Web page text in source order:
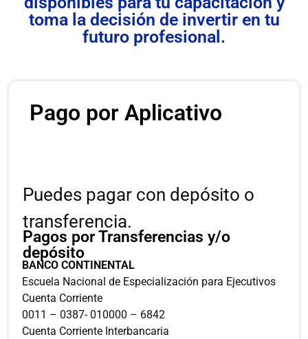
toma la decisión de invertir en tu
futuro profesional.
Pago por Aplicativo
Puedes pagar con depósito o
transferencia.
BANCO CONTINENTAL
Escuela Nacional de Especialización para Ejecutivos
Cuenta Corriente
0011 – 0387- 010000 – 6842
Cuenta Corriente Interbancaria
Pagos por Transferencias y/o
depósito